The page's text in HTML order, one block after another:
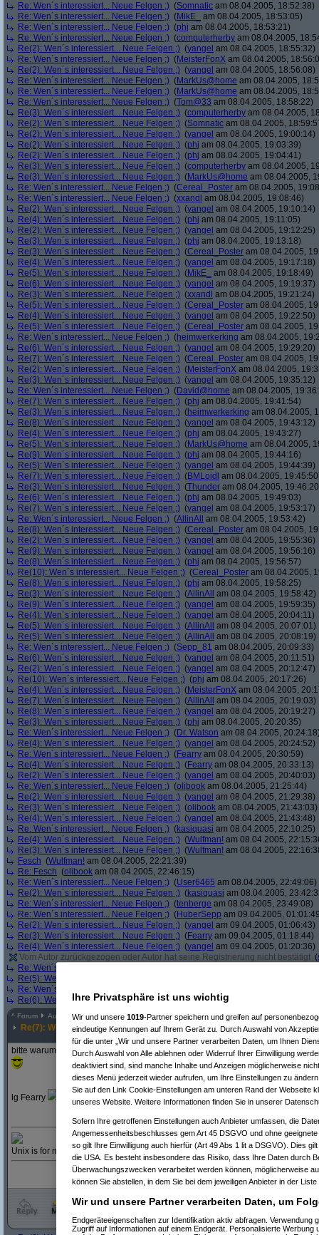
Re: Wen´s interessiert... Neue Felgen ;) (Somnatic am 08.04.2005, 18:52:38)
Re: Wen´s interessiert... Neue Felgen ;) (MikE_
am 08.04.2005, 18:53:05)
Re: Wen´s interessiert... Neue Felgen ;) (phj am 08.04.2005, 18:53:21)
Re: Wen´s interessiert... Neue Felgen ;) (computerherby am 08.04.2005,
Re(2): Wen´s interessiert... Neue Felgen ;) (yangel am 08.04.2005, 18:55:32)
Re: Wen´s interessiert... Neue Felgen ;) (MeisterFonX am 08.04.2005,
Re(2): Wen´s interessiert... Neue Felgen ;) (yangel am 08.04.2005, 18:56:08)
Re: Wen´s interessiert... Neue Felgen ;) (MarkUs@home am 08.04.2005,
Re: Wen´s interessiert... Neue Felgen ;) (MarkUs@home am 08.04.2005,
Re: Wen´s interessiert... Neue Felgen ;) (Tom@33 am 08.04.2005, 18:58:22)
Re(3): Wen´s interessiert... Neue Felgen ;) (computerherby am 08.04.2005,
Re(2): Wen´s interessiert... Neue Felgen ;) (Somnatic am 08.04.2005,
Re(2): Wen´s interessiert... Neue Felgen ;) (yangel am 08.04.2005, 19:00:14)
Re(2): Wen´s interessiert... Neue Felgen ;) (phj am 08.04.2005, 19:03:39)
Re(2): Wen´s interessiert... Neue Felgen ;) (phj am 08.04.2005, 19:04:41)
Re(3): Wen´s interessiert... Neue Felgen ;) (computerherby am 08.04.2005,
Re(3): Wen´s interessiert... Neue Felgen ;) (MarkUs@home am 08.04.2005,
Re: Wen´s interessiert... Neue Felgen ;) (Cereal_Poster am 08.04.2005,
Re: Wen´s interessiert... Neue Felgen ;) (xxandl am 08.04.2005, 19:08:46)
Re(2): Wen´s interessiert... Neue Felgen ;) (yangel am 08.04.2005, 19:10:14)
Re(4): Wen´s interessiert... Neue Felgen ;) (phj am 08.04.2005, 19:11:05)
Re(2): Wen´s interessiert... Neue Felgen ;) (yangel am 08.04.2005, 19:12:25)
Re(3): Wen´s interessiert... Neue Felgen ;) (phj am 08.04.2005, 19:13:18)
Re(3): Wen´s interessiert... Neue Felgen ;) (Cereal_Poster am 08.04.2005,
Re(4): Wen´s interessiert... Neue Felgen ;) (yangel am 08.04.2005, 19:17:18)
Re(5): Wen´s interessiert... Neue Felgen ;) (MikE_
am 08.04.2005, 19:18:49)
Re(6): Wen´s interessiert... Neue Felgen ;) (yangel am 08.04.2005, 19:19:37)
Re(3): Wen´s interessiert... Neue Felgen ;) (xxandl am 08.04.2005, 19:21:24)
Re(5): Wen´s interessiert... Neue Felgen ;) (Cereal_Poster am 08.04.2005,
Re(4): Wen´s interessiert... Neue Felgen ;) (yangel am 08.04.2005, 19:22:50)
Re(5): Wen´s interessiert... Neue Felgen ;) (Cereal_Poster am 08.04.2005,
Re: Wen´s interessiert... Neue Felgen ;) (heimwerkerking am 08.04.2005,
Re(6): Wen´s interessiert... Neue Felgen ;) (yangel am 08.04.2005, 19:29:20)
Re(7): Wen´s interessiert... Neue Felgen ;) (Cereal_Poster am 08.04.2005,
Re(2): Wen´s interessiert... Neue Felgen ;) (MeisterFonX am 08.04.2005,
Re(3): Wen´s interessiert... Neue Felgen ;) (yangel am 08.04.2005, 19:35:12)
Re: Wen´s interessiert... Neue Felgen ;) (David@home am 08.04.2005,
Re(7): Wen´s interessiert... Neue Felgen ;) (phj am 08.04.2005, 19:41:54)
Re(3): Wen´s interessiert... Neue Felgen ;) (heimwerkerking am 08.04.2005,
Re(8): Wen´s interessiert... Neue Felgen ;) (yangel am 08.04.2005, 19:43:12)
Re(4): Wen´s interessiert... Neue Felgen ;) (phj am 08.04.2005, 19:43:27)
Re(5): Wen´s interessiert... Neue Felgen ;) (MarkUs@home am 08.04.2005,
Re(9): Wen´s interessiert... Neue Felgen ;) (phj am 08.04.2005, 19:44:16)
Re(5): Wen´s interessiert... Neue Felgen ;) (yangel am 08.04.2005, 19:44:39)
Re(7): Wen´s interessiert... Neue Felgen ;) (BMLoidl am 08.04.2005,
Re(3): Wen´s interessiert... Neue Felgen ;) (Thunder am 08.04.2005,
Re(6): Wen´s interessiert... Neue Felgen ;) (phj am 08.04.2005, 19:49:03)
Re(7): Wen´s interessiert... Neue Felgen ;) (yangel am 08.04.2005, 19:53:17)
Re: Wen´s interessiert... Neue Felgen ;) (AllinAll
am 08.04.2005, 19:53:42)
Re(8): Wen´s interessiert... Neue Felgen ;) (Cereal_Poster am 08.04.2005,
Re(2): Wen´s interessiert... Neue Felgen ;) (yangel am 08.04.2005, 19:55:36)
Re(9): Wen´s interessiert... Neue Felgen ;) (yangel am 08.04.2005, 19:56:16)
Re(8): Wen´s interessiert... Neue Felgen ;) (phj am 08.04.2005, 19:56:57)
Re(10): Wen´s interessiert... Neue Felgen ;) (Cereal_Poster am 08.04.2005,
Re(8): Wen´s interessiert... Neue Felgen ;) (phj am 08.04.2005, 19:58:25)
Re(3): Wen´s interessiert... Neue Felgen ;) (AllinAll
am 08.04.2005, 19:58:42)
Re(9): Wen´s interessiert... Neue Felgen ;) (yangel am 08.04.2005, 19:59:35)
Re(4): Wen´s interessiert... Neue Felgen ;) (yangel am 08.04.2005, 20:04:11)
Re(5): Wen´s interessiert... Neue Felgen ;) (AllinAll
am 08.04.2005, 20:07:01)
Re(5): Wen´s interessiert... Neue Felgen ;) (AllinAll
am 08.04.2005, 20:08:19)
Re: Wen´s interessiert... Neue Felgen ;) (Sepp_81 am 08.04.2005, 20:09:33)
Re(6): Wen´s interessiert... Neue Felgen ;) (yangel am 08.04.2005, 20:11:51)
Re(2): Wen´s interessiert... Neue Felgen ;) (yangel am 08.04.2005, 20:12:47)
Re(10): Wen´s interessiert... Neue Felgen ;) (phj am 08.04.2005, 20:17:26)
Re(4): Wen´s interessiert... Neue Felgen ;) (MeisterFonX am 08.04.2005,
Re(7): Wen´s interessiert... Neue Felgen ;) (AllinAll
am 08.04.2005, 20:19:03)
Re(8): Wen´s interessiert... Neue Felgen ;) (yangel am 08.04.2005, 20:19:27)
Re(3): Wen´s interessiert... Neue Felgen ;) (phj am 08.04.2005, 20:20:35)
Re: Wen´s interessiert... Neue Felgen ;) (Dr. Watson am 08.04.2005,
Re(4): Wen´s interessiert... Neue Felgen ;) (yangel am 08.04.2005, 20:24:52)
Re: Wen´s interessiert... Neue Felgen ;) (Fearry am 08.04.2005, 20:30:59)
Re(4): Wen´s interessiert... Neue Felgen ;) (Fearry am 08.04.2005, 20:33:13)
Re(2): Wen´s interessiert... Neue Felgen ;) (yangel am 08.04.2005, 20:40:03)
Re: Wen´s interessiert... Neue Felgen ;) (olibook am 08.04.2005, 21:25:44)
Re(2): Wen´s interessiert... Neue Felgen ;) (yangel am 08.04.2005, 21:29:38)
Re(3): Wen´s interessiert... Neue Felgen ;) (olibook am 08.04.2005, 21:43:03)
Re(4): Wen´s interessiert... Neue Felgen ;) (yangel am 08.04.2005, 21:43:48)
Re: Wen´s interessiert... Neue Felgen ;) (kasiquasi am 08.04.2005, 22:10:25)
Re(4): Wen´s interessiert... Neue Felgen ;) (Wulfman! am 08.04.2005,
Re(3): Wen´s interessiert... Neue Felgen ;) (Wulfman! am 08.04.2005,
Fesch (Wulfman! am 08.04.2005, 22:21:39)
Re: Fesch (olibook am 08.04.2005, 22:46:15)
Re: Wen´s interessiert... Neue Felgen ;) (User6465 am 08.04.2005, 22:49:06)
Re(2): Wen´s interessiert... Neue Felgen ;) (kasiquasi am 08.04.2005,
Re: Wen´s interessiert... Neue Felgen ;) (tenberge am 08.04.2005, 23:49:08)
Re: Wen´s interessiert... Neue Felgen ;) (HuberSepp am 09.04.2005,
Re(2): Wen´s interessiert... Neue Felgen ;) (yangel am 09.04.2005, 01:06:43)
Re(3): Wen´s interessiert... Neue Felgen ;) (Fearry am 09.04.2005, 01:18:44)
Re(4): Wen´s interessiert... Neue Felgen ;) (yangel am 09.04.2005, 01:20:36)
Vom Autor zurückgezogen oder Autor hat seine Registrierung nicht bestätigt (
Re: Wen´s interessiert... Neue Felgen ;)
Re(5): Wen´s interessiert... Neue Felgen ;)
Re: Wen´s interessiert... Neue Felgen ;)
Re(6): Wen´s interessiert... Neue Felgen ;)(yangelam 09.04.2005, 01:30:35)
^ Forum Auto & Motorrad #2339868
Re(7): Wen´s interessiert... Neue Felgen ;)
bitte warum regst dich auf? dir gefällts, dir solls gefallen, pasta...
lg Fearry
Unix is for networking, Apple is for working and Windows is for solitaire!
Ihre Privatsphäre ist uns wichtig
Wir und unsere 1019-Partner speichern und greifen auf
eindeutige Kennungen auf Ihrem Gerät zu. Durch Auswahl von
für die unter „Wir und unsere Partner verarbeiten Daten, um Ihnen
Durch Auswahl von Alle ablehnen oder Widerruf Ihrer Einwilligung
deaktiviert sind, sind manche Inhalte und Anzeigen möglicherweise
dieses Menü jederzeit wieder aufrufen, um Ihre Einstellungen zu
Sie auf den Link Cookie-Einstellungen am unteren Rand der Webseite
unseres Website. Weitere Informationen finden Sie in unserer
Sofern Ihre getroffenen Einstellungen auch Anbieter umfassen, die
Angemessenheitsbeschlusses gem Art 45 DSGVO und ohne
so gilt Ihre Einwilligung auch hierfür (Art 49 Abs 1 lit a DSGVO). Dies
die USA. Es besteht insbesondere das Risiko, dass Ihre Daten durch
Überwachungszwecken verarbeitet werden können, möglicherweise
können Sie abstellen, in dem Sie bei dem jeweiligen Anbieter in der
Wir und unsere Partner verarbeiten Daten, um
Endgeräteeigenschaften zur Identifikation aktiv abfragen. Verwendung
Zugriff auf Informationen auf einem Endgerät. Personalisierte Werbung